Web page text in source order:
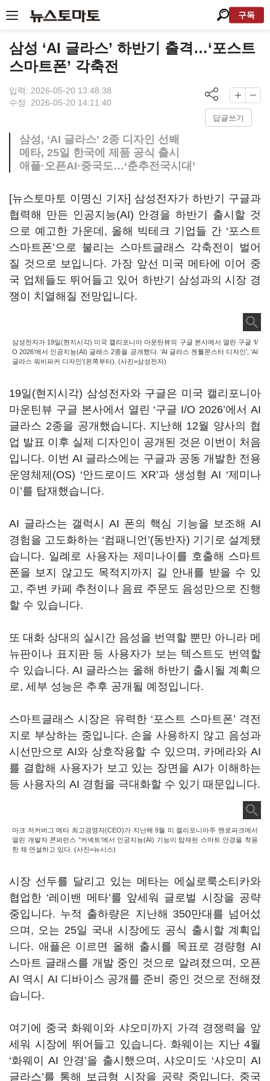
구독
삼성 ‘AI 글라스’ 하반기 출격…‘포스트
스마트폰’ 각축전
입력: 2026-05-20 13:48:38
수정: 2026-05-20 14:11:40
답글쓰기
삼성, ‘AI 글라스’ 2종 디자인 선봬
메타, 25일 한국에 제품 공식 출시
애플·오픈AI·중국도…‘춘추전국시대’
[뉴스토마토 이명신 기자] 삼성전자가 하반기 구글과
협력해 만든 인공지능(AI) 안경을 하반기 출시할 것
으로 예고한 가운데, 올해 빅테크 기업들 간 ‘포스트
스마트폰’으로 불리는 스마트글래스 각축전이 벌어
질 것으로 보입니다. 가장 앞선 미국 메타에 이어 중
국 업체들도 뛰어들고 있어 하반기 삼성과의 시장 경
쟁이 치열해질 전망입니다.
삼성전자가 19일(현지시각) 미국 캘리포니아 마운틴뷰의 구글 본사에서 열린 구글 ‘I/
O 2026’에서 인공지능(AI) 글래스 2종을 공개했다. ‘AI 글라스 젠틀몬스터 디자인’, ‘AI
글라스 워비파커 디자인’(왼쪽부터). (사진=삼성전자)
19일(현지시각) 삼성전자와 구글은 미국 캘리포니아
마운틴뷰 구글 본사에서 열린 ‘구글 I/O 2026’에서 AI
글라스 2종을 공개했습니다. 지난해 12월 양사의 협
업 발표 이후 실제 디자인이 공개된 것은 이번이 처음
입니다. 이번 AI 글라스에는 구글과 공동 개발한 전용
운영체제(OS) ‘안드로이드 XR’과 생성형 AI ‘제미나
이’를 탑재했습니다.
AI 글라스는 갤럭시 AI 폰의 핵심 기능을 보조해 AI
경험을 고도화하는 ‘컴패니언’(동반자) 기기로 설계됐
습니다. 일례로 사용자는 제미나이를 호출해 스마트
폰을 보지 않고도 목적지까지 길 안내를 받을 수 있
고, 주변 카페 추천이나 음료 주문도 음성만으로 진행
할 수 있습니다.
또 대화 상대의 실시간 음성을 번역할 뿐만 아니라 메
뉴판이나 표지판 등 사용자가 보는 텍스트도 번역할
수 있습니다. AI 글라스는 올해 하반기 출시될 계획으
로, 세부 성능은 추후 공개될 예정입니다.
스마트글래스 시장은 유력한 ‘포스트 스마트폰’ 격전
지로 부상하는 중입니다. 손을 사용하지 않고 음성과
시선만으로 AI와 상호작용할 수 있으며, 카메라와 AI
를 결합해 사용자가 보고 있는 장면을 AI가 이해하는
등 사용자의 AI 경험을 극대화할 수 있기 때문입니다.
마크 저커버그 메타 최고경영자(CEO)가 지난해 9월 미 캘리포니아주 멘로파크에서
열린 개발자 콘퍼런스 '‘커넥트’에서 인공지능(AI) 기능이 탑재된 스마트 안경을 착용
한 채 연설하고 있다. (사진=뉴시스)
시장 선두를 달리고 있는 메타는 에실로룩소티카와
협업한 ‘레이밴 메타’를 앞세워 글로벌 시장을 공략
중입니다. 누적 출하량은 지난해 350만대를 넘어섰
으며, 오는 25일 국내 시장에도 공식 출시할 계획입
니다. 애플은 이르면 올해 출시를 목표로 경량형 AI
스마트 글래스를 개발 중인 것으로 알려졌으며, 오픈
AI 역시 AI 디바이스 공개를 준비 중인 것으로 전해졌
습니다.
여기에 중국 화웨이와 샤오미까지 가격 경쟁력을 앞
세워 시장에 뛰어들고 있습니다. 화웨이는 지난 4월
‘화웨이 AI 안경’을 출시했으며, 샤오미도 ‘샤오미 AI
글라스’를 통해 보급형 시장을 공략 중입니다. 중국